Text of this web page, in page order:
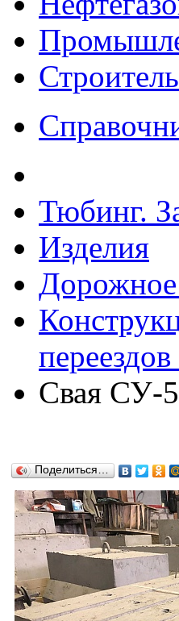
Тюбинг.
Изделия
Дорожное
Свая СУ-
Поделиться…